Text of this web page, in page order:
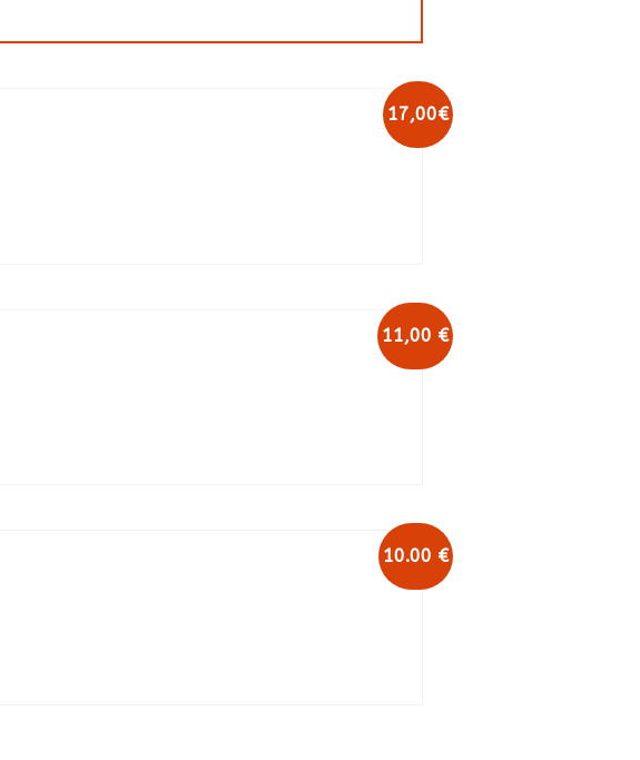
17,00€
11,00 €
10.00 €